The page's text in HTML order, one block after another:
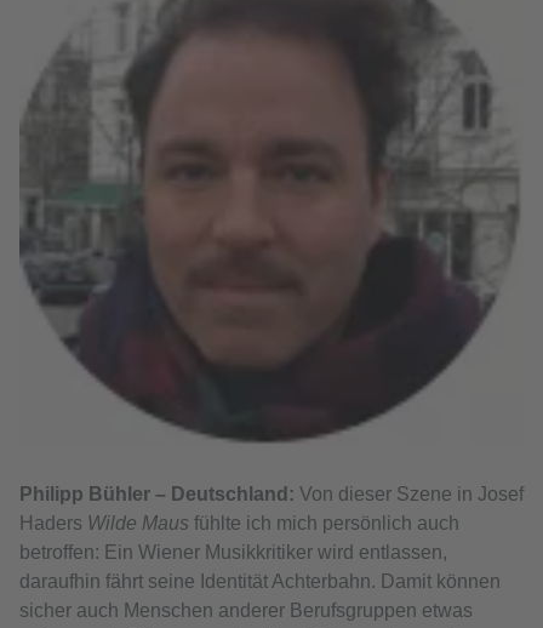
Philipp Bühler – Deutschland: Von dieser Szene in Josef
Haders Wilde Maus fühlte ich mich persönlich auch
betroffen: Ein Wiener Musikkritiker wird entlassen,
daraufhin fährt seine Identität Achterbahn. Damit können
sicher auch Menschen anderer Berufsgruppen etwas